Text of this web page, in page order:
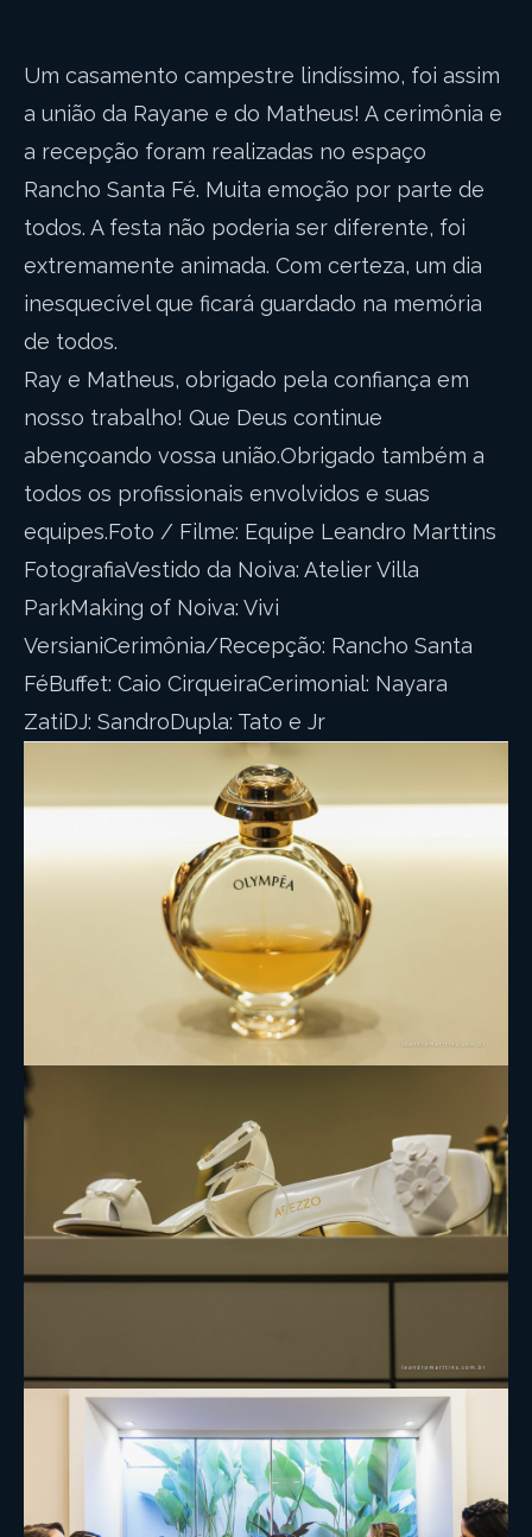
Um casamento campestre lindíssimo, foi assim
a união da Rayane e do Matheus! A cerimônia e
a recepção foram realizadas no espaço
Rancho Santa Fé. Muita emoção por parte de
todos. A festa não poderia ser diferente, foi
extremamente animada. Com certeza, um dia
inesquecível que ficará guardado na memória
de todos.
Ray e Matheus, obrigado pela confiança em
nosso trabalho! Que Deus continue
abençoando vossa união.Obrigado também a
todos os profissionais envolvidos e suas
equipes.Foto / Filme: Equipe Leandro Marttins
FotografiaVestido da Noiva: Atelier Villa
ParkMaking of Noiva: Vivi
VersianiCerimônia/Recepção: Rancho Santa
FéBuffet: Caio CirqueiraCerimonial: Nayara
ZatiDJ: SandroDupla: Tato e Jr